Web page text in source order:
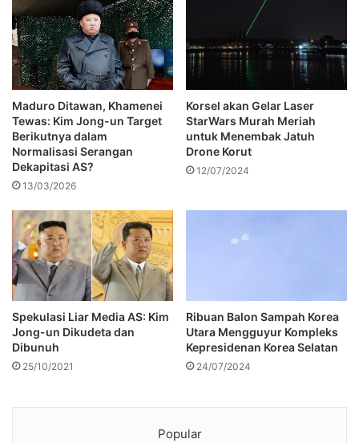
Maduro Ditawan, Khamenei
Tewas: Kim Jong-un Target
Berikutnya dalam
Normalisasi Serangan
Dekapitasi AS?
13/03/2026
Korsel akan Gelar Laser
StarWars Murah Meriah
untuk Menembak Jatuh
Drone Korut
12/07/2024
Spekulasi Liar Media AS: Kim
Jong-un Dikudeta dan
Dibunuh
25/10/2021
Ribuan Balon Sampah Korea
Utara Mengguyur Kompleks
Kepresidenan Korea Selatan
24/07/2024
Popular